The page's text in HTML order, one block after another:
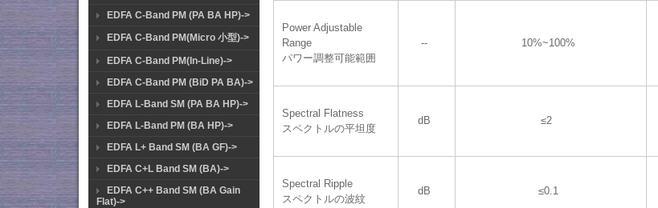
EDFA C-Band PM (PA BA HP)->
EDFA C-Band PM(Micro 小型)->
EDFA C-Band PM(In-Line)->
EDFA C-Band PM (BiD PA BA)->
EDFA L-Band SM (PA BA HP)->
EDFA L-Band PM (BA HP)->
EDFA L+ Band SM (BA GF)->
EDFA C+L Band SM (BA)->
EDFA C++ Band SM (BA Gain
Flat)->
Power Adjustable
Range
パワー調整可能範囲
-- 10%~100%
Spectral Flatness
スペクトルの平坦度
dB ≤2
Spectral Ripple
スペクトルの波紋
dB ≤0.1